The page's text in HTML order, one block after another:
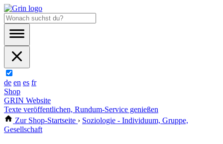
de en es fr
Shop
GRIN Website
Texte veröffentlichen, Rundum-Service genießen
Zur Shop-Startseite › Soziologie - Individuum, Gruppe,
Gesellschaft